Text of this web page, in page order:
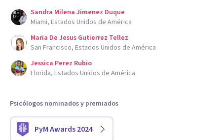
Sandra Milena Jimenez Duque
Miami, Estados Unidos de América
Maria De Jesus Gutierrez Tellez
San Francisco, Estados Unidos de América
Jessica Perez Rubio
Florida, Estados Unidos de América
Psicólogos nominados y premiados
PyM Awards 2024